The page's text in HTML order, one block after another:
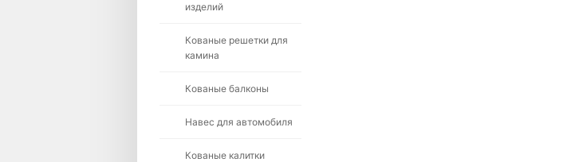
изделий
Кованые решетки для
камина
Кованые балконы
Навес для автомобиля
Кованые калитки